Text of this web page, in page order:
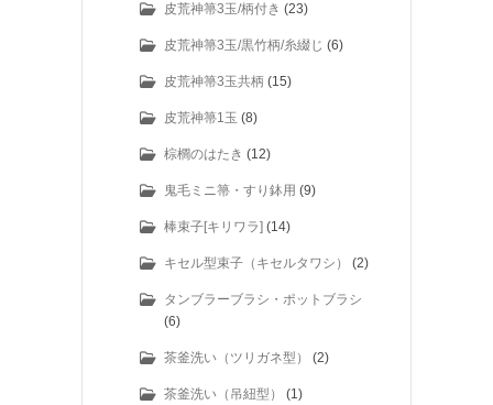
皮荒神箒3玉/柄付き (23)
皮荒神箒3玉/黒竹柄/糸綴じ (6)
皮荒神箒3玉共柄 (15)
皮荒神箒1玉 (8)
棕櫚のはたき (12)
鬼毛ミニ箒・すり鉢用 (9)
棒束子[キリワラ] (14)
キセル型束子（キセルタワシ） (2)
タンブラーブラシ・ポットブラシ
(6)
茶釜洗い（ツリガネ型） (2)
茶釜洗い（吊紐型） (1)